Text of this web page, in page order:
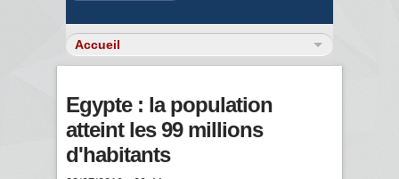
Egypte : la population
atteint les 99 millions
d'habitants